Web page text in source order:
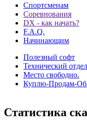
Спортсменам
Соревнования
DX - как начать?
F.A.Q.
Начинающим
Полезный софт
Технический отдел
Место свободно.
Куплю-Продам-
Статистика